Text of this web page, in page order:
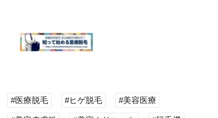
#医療脱毛 #ヒゲ脱毛 #美容医療